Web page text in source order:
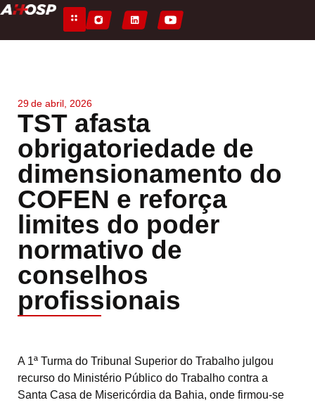
29de abril, 2026
TST afasta
obrigatoriedade de
dimensionamento do
COFEN e reforça
limites do poder
normativo de
conselhos
profissionais
A 1ª Turma do Tribunal Superior do Trabalho julgou
recurso do Ministério Público do Trabalho contra a
Santa Casa de Misericórdia da Bahia, onde firmou-se